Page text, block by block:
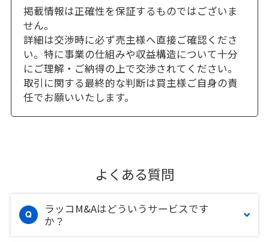
掲載情報は正確性を保証するものではございま
せん。
詳細は交渉時に必ず売主様へ直接ご確認くださ
い。特に事業の仕組みや収益構造について十分
にご理解・ご納得の上で交渉されてください。
取引に関する最終的な判断は買主様ご自身の責
任でお願いいたします。
よくある質問
ラッコM&Aはどういうサービスです
か？